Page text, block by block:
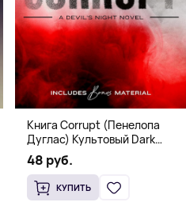
Книга Corrupt (Пенелопа
Дуглас) Культовый Dark
Romance бестселлер (18+)
48 руб.
КУПИТЬ